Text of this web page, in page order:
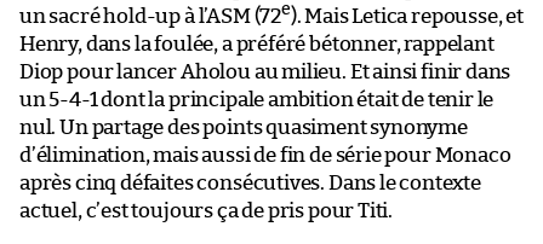
un sacré hold-up à l’ASM (72e). Mais Letica repousse, et
Henry, dans la foulée, a préféré bétonner, rappelant
Diop pour lancer Aholou au milieu. Et ainsi finir dans
un 5-4-1 dont la principale ambition était de tenir le
nul. Un partage des points quasiment synonyme
d’élimination, mais aussi de fin de série pour Monaco
après cinq défaites consécutives. Dans le contexte
actuel, c’est toujours ça de pris pour Titi.